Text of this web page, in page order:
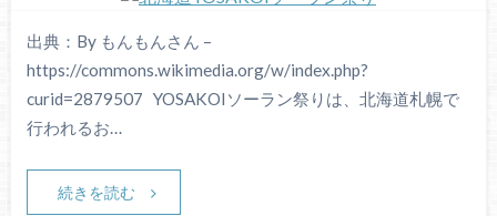
出典：By もんもんさん –
https://commons.wikimedia.org/w/index.php?
curid=2879507 YOSAKOIソーラン祭りは、北海道札幌で
行われるお…
続きを読む